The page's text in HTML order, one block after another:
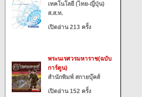
เทคโนโลยี (ไทย-ญี่ปุ่น)
ส.ส.ท.
เปิดอ่าน 213 ครั้ง
พระนเรศวรมหาราช(ฉบับ
การ์ตูน)
สำนักพิมพ์ สกายบุ๊คส์
เปิดอ่าน 152 ครั้ง